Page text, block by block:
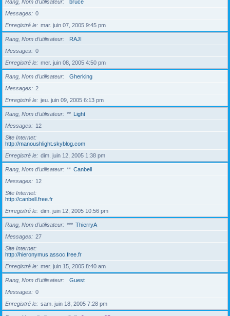
Rang, Nom d’utilisateur
bruce
Messages
0
Enregistré le
mar. juin 07, 2005 9:45 pm
Rang, Nom d’utilisateur
RAJI
Messages
0
Enregistré le
mer. juin 08, 2005 4:50 pm
Rang, Nom d’utilisateur
Gherking
Messages
2
Enregistré le
jeu. juin 09, 2005 6:13 pm
Rang, Nom d’utilisateur ** Light
Messages
12
Site Internet
http://manoushlight.skyblog.com
Enregistré le
dim. juin 12, 2005 1:38 pm
Rang, Nom d’utilisateur ** Canbell
Messages
12
Site Internet
http://canbell.free.fr
Enregistré le
dim. juin 12, 2005 10:56 pm
Rang, Nom d’utilisateur *** ThierryA
Messages
27
Site Internet
http://hieronymus.assoc.free.fr
Enregistré le
mer. juin 15, 2005 8:40 am
Rang, Nom d’utilisateur
Guest
Messages
0
Enregistré le
sam. juin 18, 2005 7:28 pm